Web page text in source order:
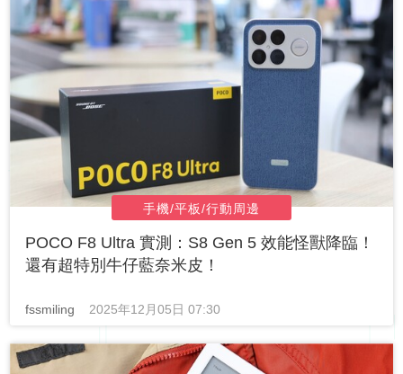
手機/平板/行動周邊
POCO F8 Ultra 實測：S8 Gen 5 效能怪獸降臨！
還有超特別牛仔藍奈米皮！
fssmiling 2025年12月05日 07:30